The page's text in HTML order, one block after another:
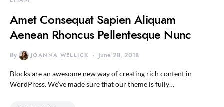
Amet Consequat Sapien Aliquam
Aenean Rhoncus Pellentesque Nunc
By JOANNA WELLICK June 28, 2018
Blocks are an awesome new way of creating rich content in
WordPress. We’ve made sure that our theme is fully…